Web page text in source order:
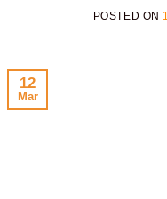
POSTED ON
12
Mar